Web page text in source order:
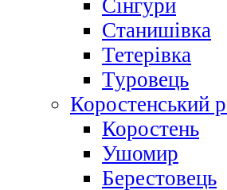
Сінгури
Станишівка
Тетерівка
Туровець
Коростенський
Коростень
Ушомир
Берестовець